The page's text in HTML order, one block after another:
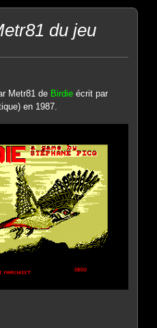
du jeu
Metr81 de Birdie écrit par
en 1987.